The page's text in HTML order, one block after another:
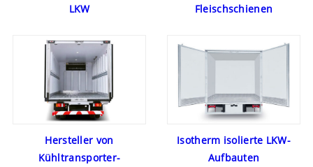
LKW
Fleischschienen
Hersteller von
Kühltransporter-
Isotherm isolierte LKW-
Aufbauten